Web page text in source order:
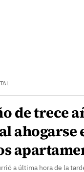
de trece
ahogarse
a última hora de la